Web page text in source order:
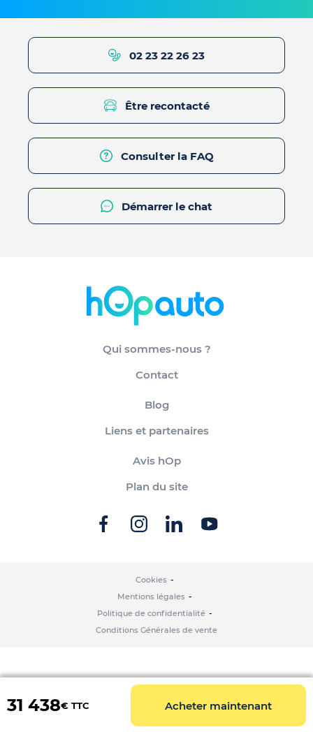
31 438€ TTC Acheter maintenant
02 23 22 26 23
Être recontacté
Consulter la FAQ
Démarrer le chat
Qui sommes-nous ?
Contact
Blog
Liens et partenaires
Avis hOp
Plan du site
Cookies
Mentions légales
Politique de confidentialité
Conditions Générales de vente